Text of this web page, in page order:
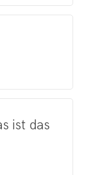
ist das